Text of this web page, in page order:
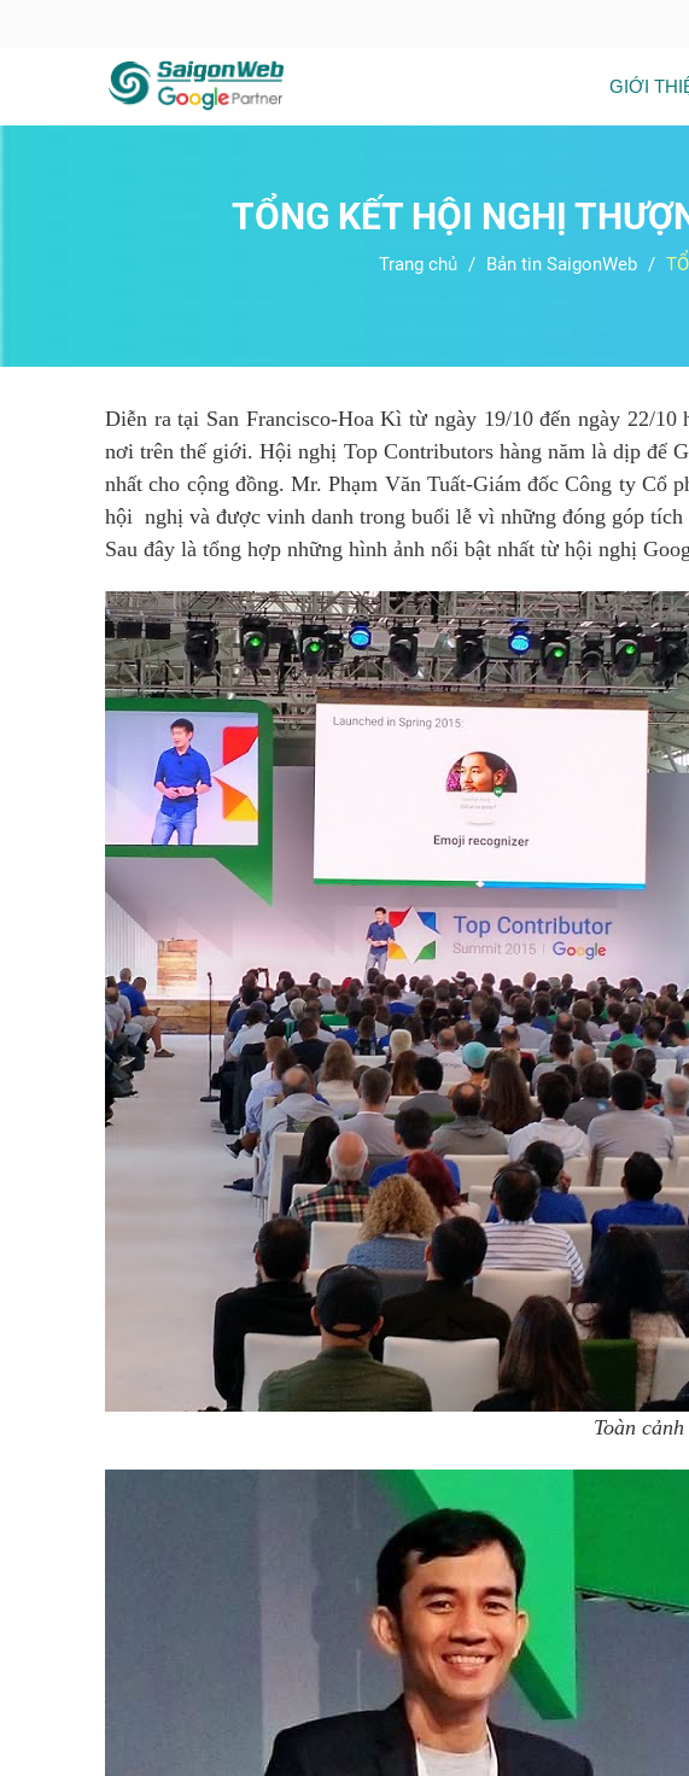
GIỚI
TỔNG KẾT HỘI NGHỊ
Trang chủ Bản tin SaigonWeb
Diễn ra tại San Francisco-Hoa Kì từ ngày 19/10 đến ngày 22/
nơi trên thế giới. Hội nghị Top Contributors hàng năm là dịp để
nhất cho cộng đồng. Mr. Phạm Văn Tuất-Giám đốc Công ty Cổ
hội nghị và được vinh danh trong buổi lễ vì những đóng góp tích
Sau đây là tổng hợp những hình ảnh nổi bật nhất từ hội nghị
Toàn